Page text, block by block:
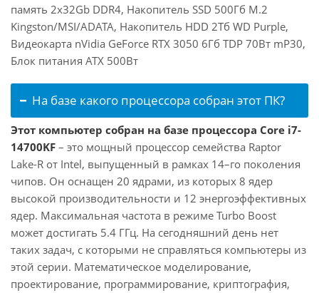
память 2x32Gb DDR4, Накопитель SSD 500Гб M.2
Kingston/MSI/ADATA, Накопитель HDD 2Тб WD Purple,
Видеокарта nVidia GeForce RTX 3050 6Гб TDP 70Вт mP30,
Блок питания ATX 500Вт
На базе какого процессора собран этот ПК?
Этот компьютер собран на базе процессора Core i7-
14700KF – это мощный процессор семейства Raptor
Lake-R от Intel, выпущенный в рамках 14–го поколения
чипов. Он оснащен 20 ядрами, из которых 8 ядер
высокой производительности и 12 энергоэффективных
ядер. Максимальная частота в режиме Turbo Boost
может достигать 5.4 ГГц. На сегодняшний день нет
таких задач, с которыми не справляться компьютеры из
этой серии. Математическое моделирование,
проектирование, программирование, криптография,